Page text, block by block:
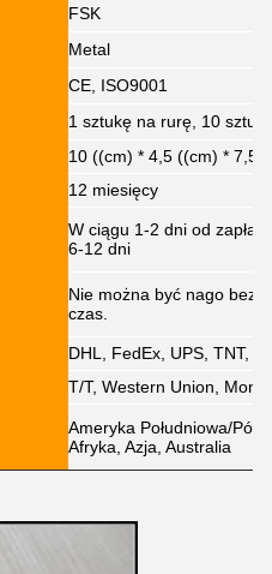
FSK
Metal
CE, ISO9001
1 sztukę na rurę, 10 sztuk
10 ((cm) * 4,5 ((cm) * 7,5
12 miesięcy
W ciągu 1-2 dni od
6-12 dni
Nie można być nago bez
czas.
DHL, FedEx, UPS, TNT,
T/T, Western Union,
Ameryka Południowa/
Afryka, Azja, Australia